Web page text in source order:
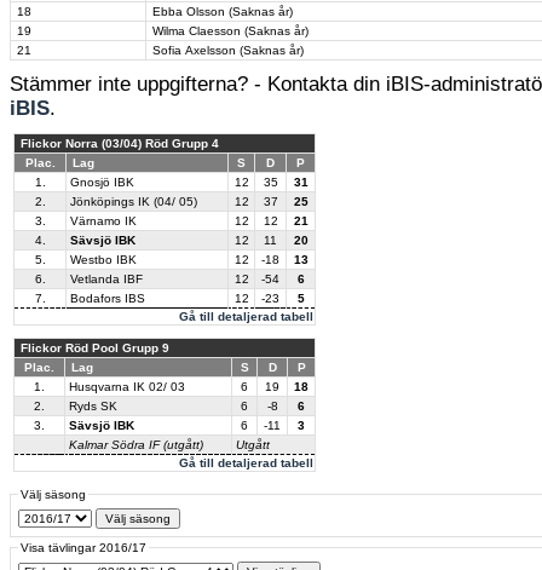
18
Ebba Olsson (Saknas år)
19
Wilma Claesson (Saknas år)
21
Sofia Axelsson (Saknas år)
Stämmer inte uppgifterna? - Kontakta din iBIS-
iBIS.
Flickor Norra (03/04) Röd Grupp 4
Plac.
Lag S D P
Gå till detaljerad tabell
1. Gnosjö IBK 12 35
31
2.
Jönköpings IK (04/ 05) 12 37
25
3.
Värnamo IK 12 12
21
4.
Sävsjö IBK 12 11
20
5.
Westbo IBK 12 -18
13
6.
Vetlanda IBF 12 -54
6
7.
Bodafors IBS 12 -23 5
Flickor Röd Pool Grupp 9
Plac.
Lag S D P
Gå till detaljerad tabell
1. Husqvarna IK 02/ 03 6 19
18
2.
Ryds SK 6 -8
6
3.
Sävsjö IBK 6 -11
3
Kalmar Södra IF (utgått)
Utgått
Välj säsong
Visa tävlingar 2016/17